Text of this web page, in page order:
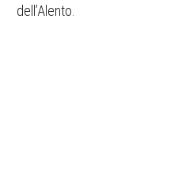
dell’Alento.